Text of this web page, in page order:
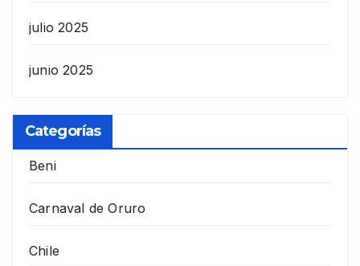
julio 2025
junio 2025
Categorías
Beni
Carnaval de Oruro
Chile